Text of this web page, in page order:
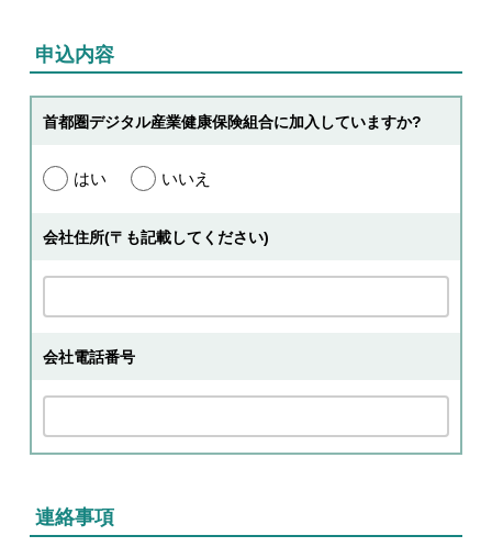
申込内容
首都圏デジタル産業健康保険組合に加入していますか?
はい いいえ
会社住所(〒も記載してください)
会社電話番号
連絡事項